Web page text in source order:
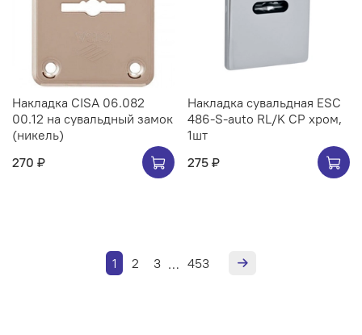
Накладка CISA 06.082
00.12 на сувальдный замок
(никель)
270 ₽
Накладка сувальдная ESC
486-S-auto RL/K CP хром,
1шт
275 ₽
1 2 3 … 453